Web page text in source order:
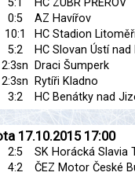
5:1
HC ZUBR PŘEROV
0:5
AZ Havířov
10:1
HC Stadion
5:2
HC Slovan Ústí nad
2:3sn
Draci Šumperk
2:3sn
Rytíři Kladno
3:2 HC Benátky nad
17.10.2015 17:00
2:5
SK Horácká Slavia
4:2
ČEZ Motor České